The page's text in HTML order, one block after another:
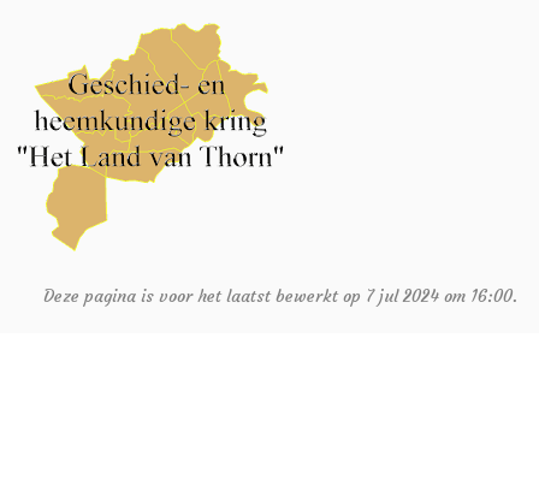
Deze pagina is voor het laatst bewerkt op 7 jul 2024 om 16:00.